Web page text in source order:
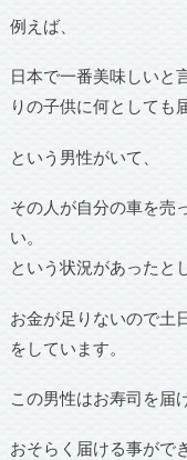
例えば、
日本で一番美味しいと
りの子供に何としても
という男性がいて、
その人が自分の車を売
い。
という状況があったと
お金が足りないので土
をしています。
この男性はお寿司を届
おそらく届ける事がで